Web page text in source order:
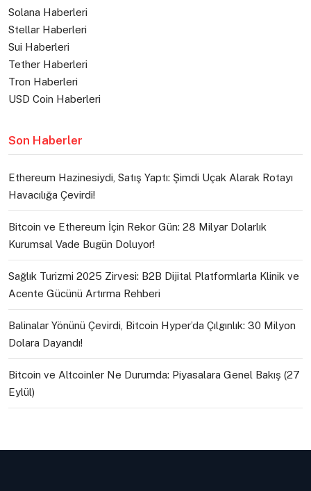
Solana Haberleri
Stellar Haberleri
Sui Haberleri
Tether Haberleri
Tron Haberleri
USD Coin Haberleri
Son Haberler
Ethereum Hazinesiydi, Satış Yaptı: Şimdi Uçak Alarak Rotayı
Havacılığa Çevirdi!
Bitcoin ve Ethereum İçin Rekor Gün: 28 Milyar Dolarlık
Kurumsal Vade Bugün Doluyor!
Sağlık Turizmi 2025 Zirvesi: B2B Dijital Platformlarla Klinik ve
Acente Gücünü Artırma Rehberi
Balinalar Yönünü Çevirdi, Bitcoin Hyper’da Çılgınlık: 30 Milyon
Dolara Dayandı!
Bitcoin ve Altcoinler Ne Durumda: Piyasalara Genel Bakış (27
Eylül)